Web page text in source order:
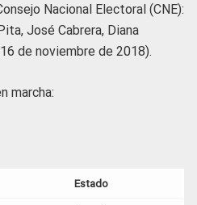
Nacional Electoral (CNE):
José Cabrera, Diana
de noviembre de 2018).
marcha:
Estado